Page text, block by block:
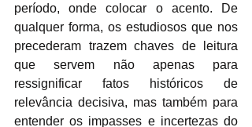
período, onde colocar o acento. De
qualquer forma, os estudiosos que nos
precederam trazem chaves de leitura
que servem não apenas para
ressignificar fatos históricos de
relevância decisiva, mas também para
entender os impasses e incertezas do